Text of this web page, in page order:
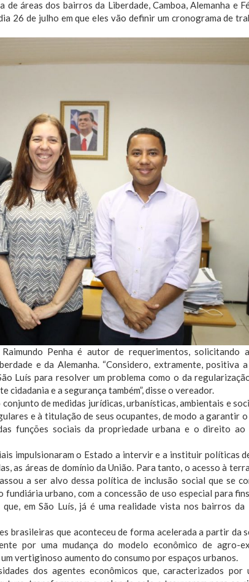
áreas dos bairros da Liberdade, Camboa, Alemanha e
26 de julho em que eles vão definir um cronograma de
Penha é autor de requerimentos, solicitando
e da Alemanha. “Considero, extramente, positiva
Luís para resolver um problema como o da
cidadania e a segurança também”, disse o vereador.
de medidas jurídicas, urbanísticas, ambientais e
e à titulação de seus ocupantes, de modo a garantir
funções sociais da propriedade urbana e o direito ao
impulsionaram o Estado a intervir e a instituir políticas
as áreas de domínio da União. Para tanto, o acesso à
a ser alvo dessa política de inclusão social que se
urbano, com a concessão de uso especial para
em São Luís, já é uma realidade vista nos bairros da
brasileiras que aconteceu de forma acelerada a partir da
por uma mudança do modelo econômico de agro-
vertiginoso aumento do consumo por espaços urbanos.
dos agentes econômicos que, caracterizados por